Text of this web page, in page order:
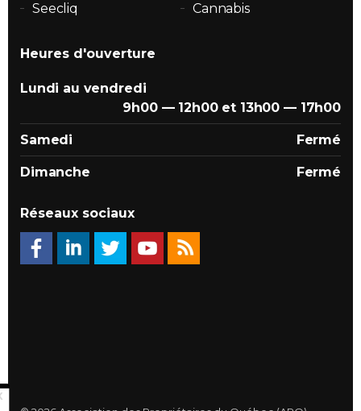
Seecliq
Cannabis
Heures d'ouverture
Lundi au vendredi
9h00 — 12h00 et 13h00 — 17h00
Samedi Fermé
Dimanche Fermé
Réseaux sociaux